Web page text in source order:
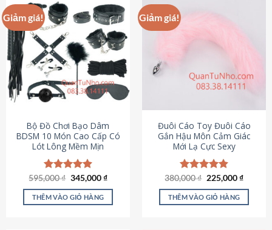
có
nhiều
biến
thể.
Các
tùy
chọn
có
chọn
trên
trang
sản
phẩm
biến
thể.
chọn
chọn
trên
trang
sản
phẩm
Giảm giá!
Bộ Đồ Chơi Bạo Dâm
BDSM 10 Món Cao Cấp Có
Lót Lông Mềm Mịn
Được xếp
hạng4.88
5 sao
595,000₫ Giá
là:
595,000 ₫.
345,000₫Giá
tại
THÊM VÀO GIỎ HÀNG
Giảm giá!
Đuôi Cáo Toy Đuôi Cáo
Gắn Hậu Môn Cảm Giác
Mới Lạ Cực Sexy
Được xếp
hạng4.88
5 sao
380,000₫ Giá
là:
380,000 ₫.
225,000₫Giá
tại
THÊM VÀO GIỎ HÀNG